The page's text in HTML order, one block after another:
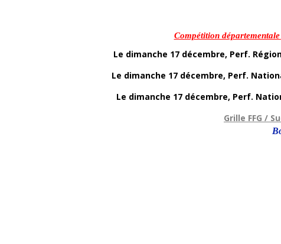
Compétition
Le dimanche 17 décembre, Perf.
Le dimanche 17 décembre, Perf.
Le dimanche 17 décembre, Perf.
Grille FFG /